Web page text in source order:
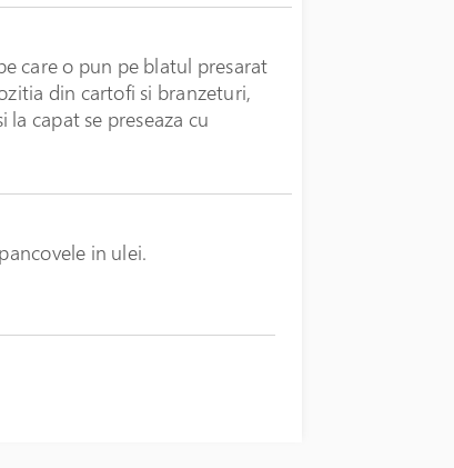
care o pun pe blatul presarat
din cartofi si branzeturi,
capat se preseaza cu
in ulei.